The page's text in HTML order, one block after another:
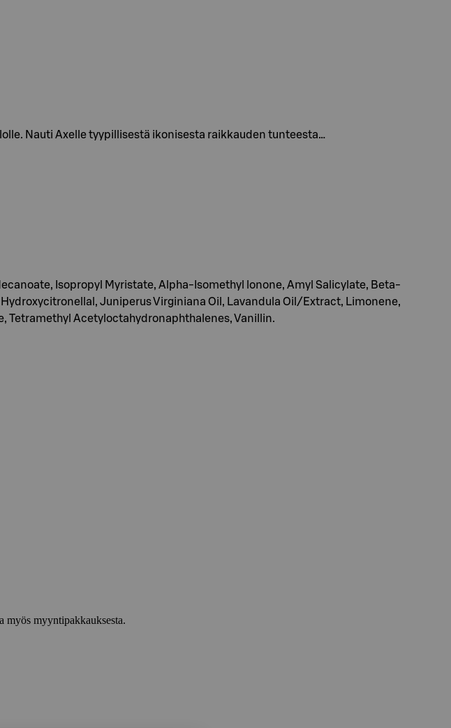
Nauti Axelle tyypillisestä ikonisesta raikkauden tunteesta…
Isopropyl Myristate, Alpha-Isomethyl lonone, Amyl Salicylate, Beta-
Juniperus Virginiana Oil, Lavandula Oil/Extract, Limonene,
Tetramethyl Acetyloctahydronaphthalenes, Vanillin.
myös myyntipakkauksesta.